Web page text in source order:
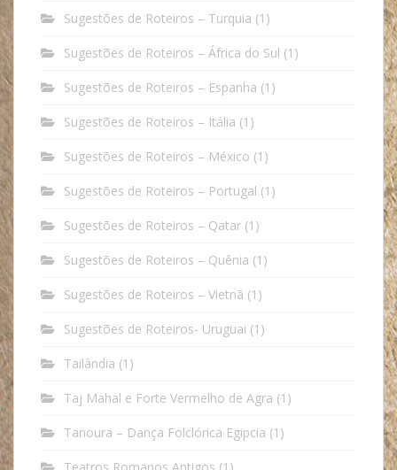
Sugestões de Roteiros – Turquia (1)
Sugestões de Roteiros – África do Sul (1)
Sugestões de Roteiros – Espanha (1)
Sugestões de Roteiros – Itália (1)
Sugestões de Roteiros – México (1)
Sugestões de Roteiros – Portugal (1)
Sugestões de Roteiros – Qatar (1)
Sugestões de Roteiros – Quênia (1)
Sugestões de Roteiros – Vietnã (1)
Sugestões de Roteiros- Uruguai (1)
Tailândia (1)
Taj Mahal e Forte Vermelho de Agra (1)
Tanoura – Dança Folclórica Egipcia (1)